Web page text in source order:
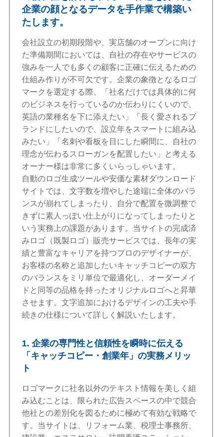
企業の顔となるデータを手作業で構築い
たします。
会社設立の初期段階や、実店舗のオープンに向け
た準備期間においては、自社の存在やサービスの
強みを一人でも多くの顧客に正確に伝えるための
仕組み作りが不可欠です。企業の象徴となるロゴ
マークを選定する際、「社名だけでは具体的に何
のビジネスを行っているのか伝わりにくいので、
英語の業種名を下に添えたい」「長く愛されるブ
ランドにしたいので、設立年をスマートに組み込
みたい」「名刺や看板を目にした瞬間に、自社の
理念が伝わるスローガンを配置したい」と考える
オーナー様は非常に多くいらっしゃいます。
自動のロゴ生成ツールや安価な素材ダウンロード
サイトでは、文字数を増やした途端に全体のバラ
ンスが崩れてしまったり、自分で配置を微調整で
きずに素人っぽい仕上がりになってしまったりと
いう実務上の課題があります。当サイトの完成済
みロゴ（既製ロゴ）販売サービスでは、長年の実
績と豊富なキャリアを持つプロのデザイナーが、
お客様の名称と追加したいキャッチコピーの双方
のバランスをミリ単位で最適化し、オーダーメイ
ドと同等の品格を持ったオリジナルロゴへと昇華
させます。文字追加におけるデザインの工夫や手
続きの仕様について詳しく解説いたします。
1. 企業の専門性と信頼性を瞬時に伝える
「キャッチコピー・創業年」の実務メリッ
ト
ロゴマークに社名以外のテキスト情報を美しく組
み込むことは、限られた広告スペースの中で競合
他社との差別化を図るために極めて有効な戦略で
す。当サイトは、リフォーム業、税理士事務所、